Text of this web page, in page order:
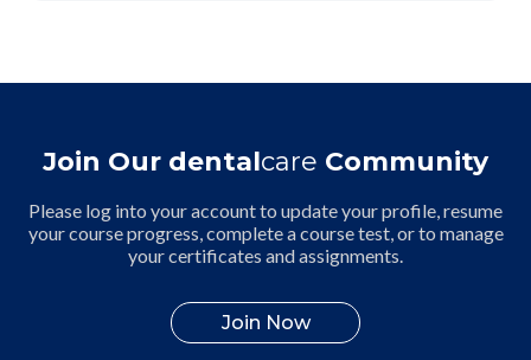
Join Our dentalcare Community
Please log into your account to update your profile, resume
your course progress, complete a course test, or to manage
your certificates and assignments.
Join Now